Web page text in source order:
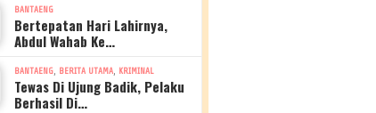
BANTAENG
Bertepatan Hari Lahirnya,
Abdul Wahab Ke…
BANTAENG, BERITA UTAMA, KRIMINAL
Tewas Di Ujung Badik, Pelaku
Berhasil Di…